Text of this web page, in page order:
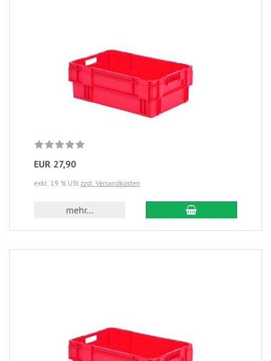
EUR 27,90
exkl. 19 % USt zzgl. Versandkosten
mehr...